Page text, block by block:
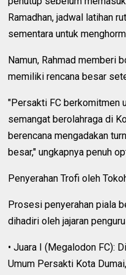
Ramadhan, jadwal latihan
sementara untuk
Namun, Rahmad memberi
memiliki rencana besar
"Persakti FC berkomitmen
semangat berolahraga di
berencana mengadakan
besar," ungkapnya penuh
Penyerahan Trofi oleh
Prosesi penyerahan piala
dihadiri oleh jajaran
• Juara I (Megalodon FC):
Umum Persakti Kota